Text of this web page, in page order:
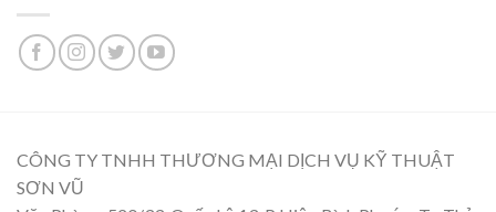
CÔNG TY TNHH THƯƠNG MẠI DỊCH VỤ KỸ THUẬT
SƠN VŨ